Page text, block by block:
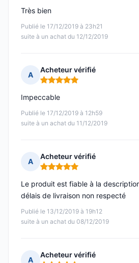
Publié le 17/12/2019 à 23h21
suite à un achat du 12/12/2019
Très bien
A
Acheteur vérifié
Note : 5 sur 5
Publié le 17/12/2019 à 12h59
suite à un achat du 11/12/2019
Impeccable
A
Acheteur vérifié
Note : 5 sur 5
Publié le 13/12/2019 à 19h12
suite à un achat du 08/12/2019
Le produit est fiable à la
délais de livraison non respecté
A
Acheteur vérifié